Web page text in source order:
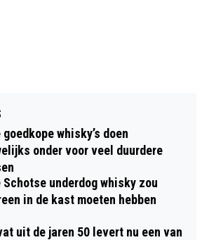
goedkope whisky’s doen
onder voor veel duurdere
Schotse underdog whisky zou
in de kast moeten hebben
uit de jaren 50 levert nu een van